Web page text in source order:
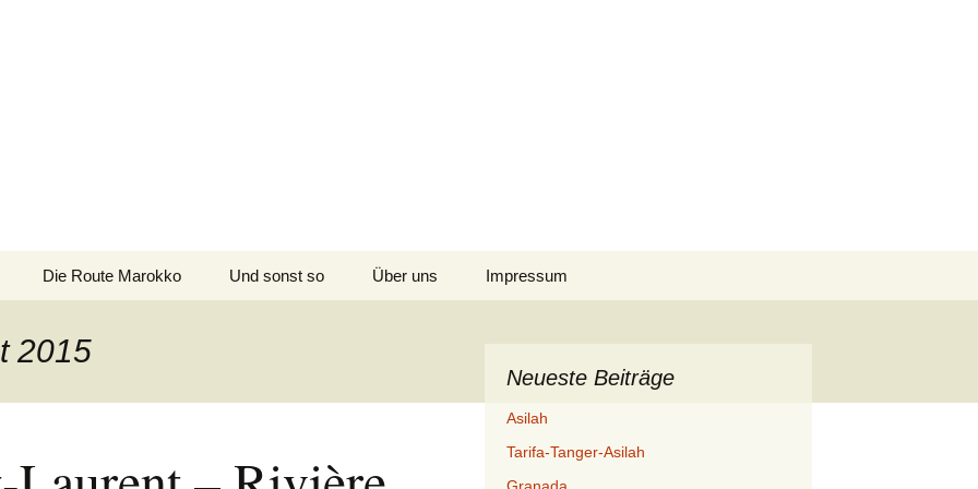
Die Route Marokko
Neuseeland/Australien
Und sonst so Über uns Impressum
Cookie-Richtlinie (EU)
2015
Neueste Beiträge
Asilah
Tarifa-Tanger-Asilah